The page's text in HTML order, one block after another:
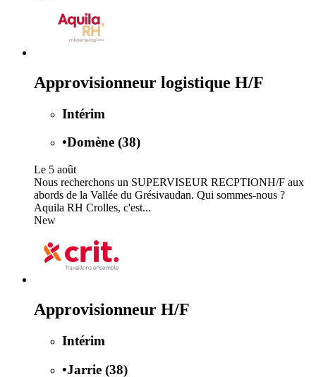
Approvisionneur logistique H/F
Intérim
•Domène (38)
Le 5 août
Nous recherchons un SUPERVISEUR RECPTIONH/F aux
abords de la Vallée du Grésivaudan. Qui sommes-nous ?
Aquila RH Crolles, c'est...
New
Approvisionneur H/F
Intérim
•Jarrie (38)